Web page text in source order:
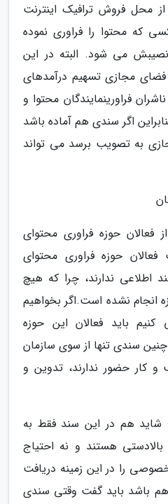
از محل فروش ترافیک اینترنت
که محتوا را فراوری نموده
می شود. البته در این
فضای مجازی تسهیم درآمدهای
فراورینمایندگان محتوا و
اگر سندی هم آماده باشد
به تصویب برسد می تواند
حوزه فراوری محتوای
حوزه فراوری محتوای
اطلاعی ندارند، چرا که هیچ
انجام نشده است.اگر بخواهیم
کنیم باید فعالان این حوزه
سندی تنها از سوی سازمان
کار حضور ندارند، تدوین و
هم در این سند فقط به
هستند و نه احتیاج
را در این زمینه دریافت
هم باشد باید گفت وقتی سندی